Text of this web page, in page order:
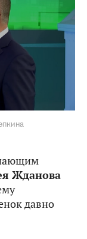
Жданова
давно